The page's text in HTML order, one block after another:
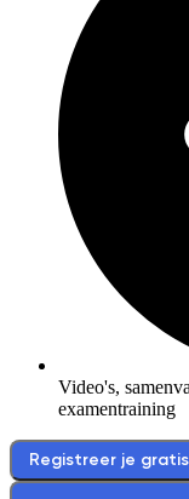
Video's,
examentraining
Registreer je gratis